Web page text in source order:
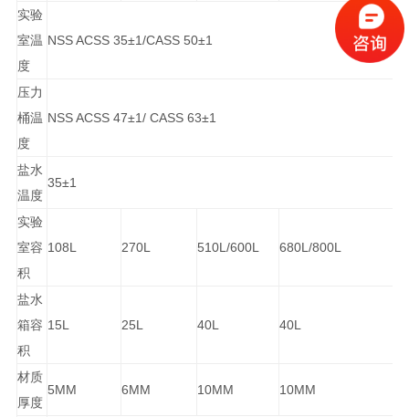
实验
室温
度
NSS ACSS 35±1/CASS 50±1
压力
桶温
度
NSS ACSS 47±1/ CASS 63±1
盐水
温度
35±1
实验
室容
积
108L 270L 510L/600L 680L/800L
盐水
箱容
积
15L 25L 40L 40L
材质
厚度
5MM 6MM 10MM 10MM